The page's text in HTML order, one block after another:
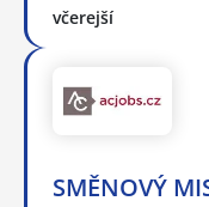
včerejší
SMĚNOVÝ